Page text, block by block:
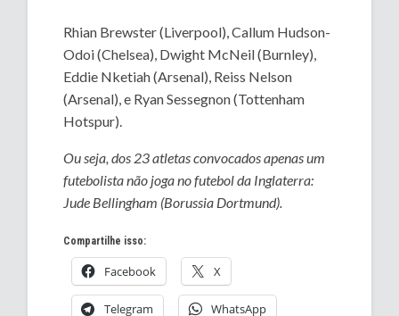
Rhian Brewster (Liverpool), Callum Hudson-
Odoi (Chelsea), Dwight McNeil (Burnley),
Eddie Nketiah (Arsenal), Reiss Nelson
(Arsenal), e Ryan Sessegnon (Tottenham
Hotspur).
Ou seja, dos 23 atletas convocados apenas um
futebolista não joga no futebol da Inglaterra:
Jude Bellingham (Borussia Dortmund).
Compartilhe isso:
Facebook X
Telegram WhatsApp